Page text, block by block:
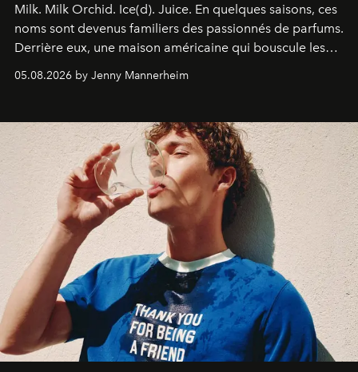
Milk. Milk Orchid. Ice(d). Juice. En quelques saisons, ces
noms sont devenus familiers des passionnés de parfums.
Derrière eux, une maison américaine qui bouscule les
une approche aussi intuitive que personnelle :
05.08.2026 by Jenny Mannerheim